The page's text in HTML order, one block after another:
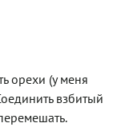
орехи (у меня
взбитый